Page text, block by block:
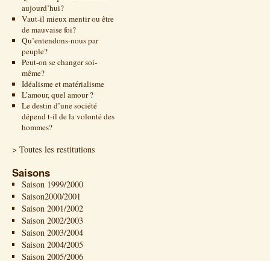
aujourd’hui?
Vaut-il mieux mentir ou être
de mauvaise foi?
Qu’entendons-nous par
peuple?
Peut-on se changer soi-
même?
Idéalisme et matérialisme
L’amour, quel amour ?
Le destin d’une société
dépend t-il de la volonté des
hommes?
> Toutes les restitutions
Saisons
Saison 1999/2000
Saison2000/2001
Saison 2001/2002
Saison 2002/2003
Saison 2003/2004
Saison 2004/2005
Saison 2005/2006